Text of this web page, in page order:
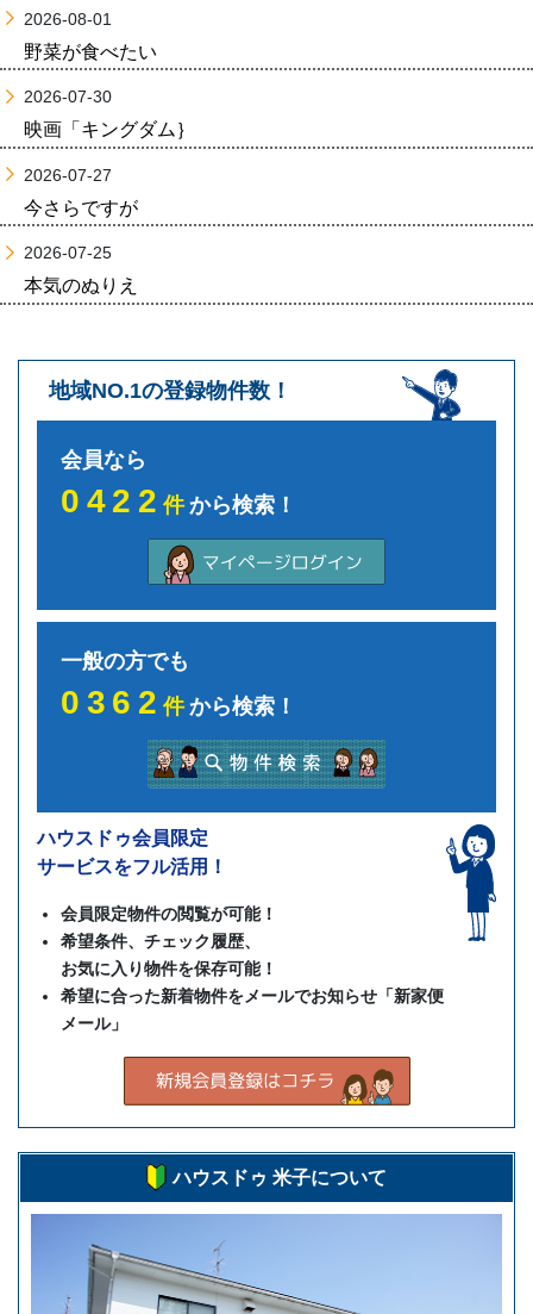
2026-08-01
野菜が食べたい
2026-07-30
映画「キングダム｝
2026-07-27
今さらですが
2026-07-25
本気のぬりえ
地域NO.1の登録物件数！
会員なら
0422件から検索！
一般の方でも
0362件から検索！
ハウスドゥ会員限定
サービスをフル活用！
会員限定物件の閲覧が可能！
希望条件、チェック履歴、
お気に入り物件を保存可能！
希望に合った新着物件をメールでお知らせ「新家便
メール」
ハウスドゥ 米子について